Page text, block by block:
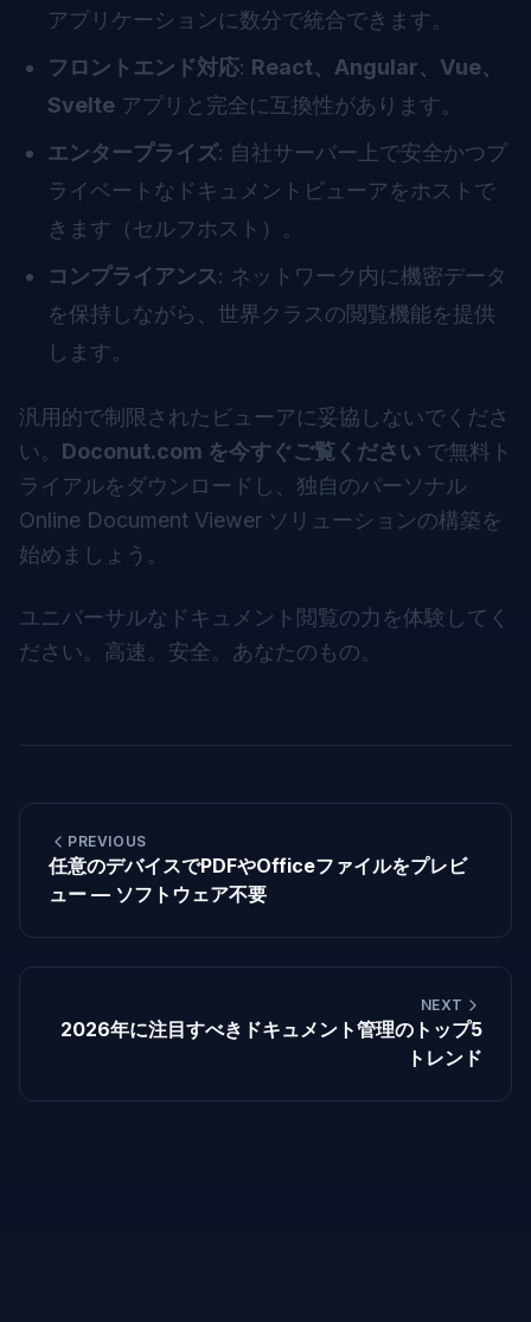
アプリケーションに数分で統合できます。
フロントエンド対応: React、Angular、Vue、
Svelte アプリと完全に互換性があります。
エンタープライズ: 自社サーバー上で安全かつプ
ライベートなドキュメントビューアをホストで
きます（セルフホスト）。
コンプライアンス: ネットワーク内に機密データ
を保持しながら、世界クラスの閲覧機能を提供
します。
汎用的で制限されたビューアに妥協しないでくださ
い。 Doconut.com を今すぐご覧ください で無料ト
ライアルをダウンロードし、独自のパーソナル
Online Document Viewer ソリューションの構築を
始めましょう。
ユニバーサルなドキュメント閲覧の力を体験してく
ださい。高速。安全。あなたのもの。
PREVIOUS
任意のデバイスでPDFやOfficeファイルをプレビ
ュー — ソフトウェア不要
NEXT
2026年に注目すべきドキュメント管理のトップ5
トレンド